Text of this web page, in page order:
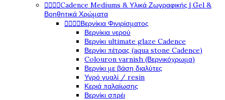
Cadence Mediums & Υλικά Ζωγραφικής | Gel &
Βοηθητικά Χρώματα
Βερνίκια Φινιρίσματος
Βερνίκια νερού
Βερνίκι ultimate glaze Cadence
Βερνίκι πέτρας (aqua stone Cadence)
Colouron varnish (Βερνικόχρωμα)
Βερνίκι με βάση διαλύτες
Υγρό γυαλί / resin
Κεριά παλαίωσης
Βερνίκι σπρέι